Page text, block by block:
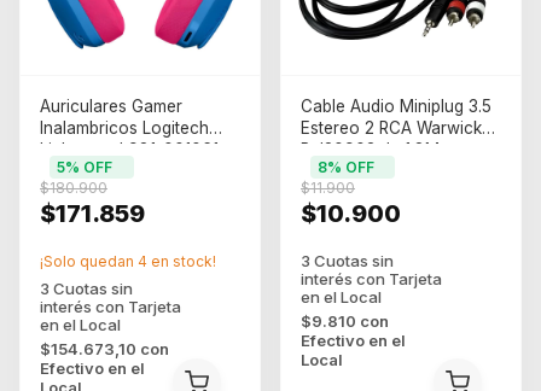
Auriculares Gamer
Inalambricos Logitech
Lightspeed 981-001061
Azul
$171.859
$180.900
5% OFF
$154.673,10 con
Efectivo en el
¡Solo quedan 4 en stock!
Cable Audio Miniplug 3.5
Estereo 2 RCA Warwick
Rcl20903 de 1.8M
Profesional
$10.900
$11.900
8% OFF
$9.810 con
Efectivo en el
Local